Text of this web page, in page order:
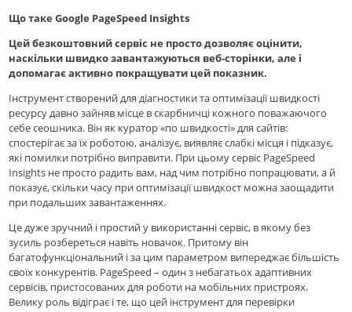
Що таке Google PageSpeed ​​Insights
Цей безкоштовний сервіс не просто дозволяє оцінити,
наскільки швидко завантажуються веб-сторінки, але і
допомагає активно покращувати цей показник.
Інструмент створений для діагностики та оптимізації швидкості
ресурсу давно зайняв місце в скарбничці кожного поважаючого
себе сеошника. Він як куратор «по швидкості» для сайтів:
спостерігає за їх роботою, аналізує, виявляє слабкі місця і підказує,
які помилки потрібно виправити. При цьому сервіс PageSpeed ​​
Insights не просто радить вам, над чим потрібно попрацювати, а й
показує, скільки часу при оптимізації швидкост можна заощадити
при подальших завантаженнях.
Це дуже зручний і простий у використанні сервіс, в якому без
зусиль розбереться навіть новачок. Притому він
багатофункціональний і за цим параметром випереджає більшість
своїх конкурентів. PageSpeed – один з небагатьох адаптивних
сервісів, пристосованих для роботи на мобільних пристроях.
Велику роль відіграє і те, що цей інструмент для перевірки